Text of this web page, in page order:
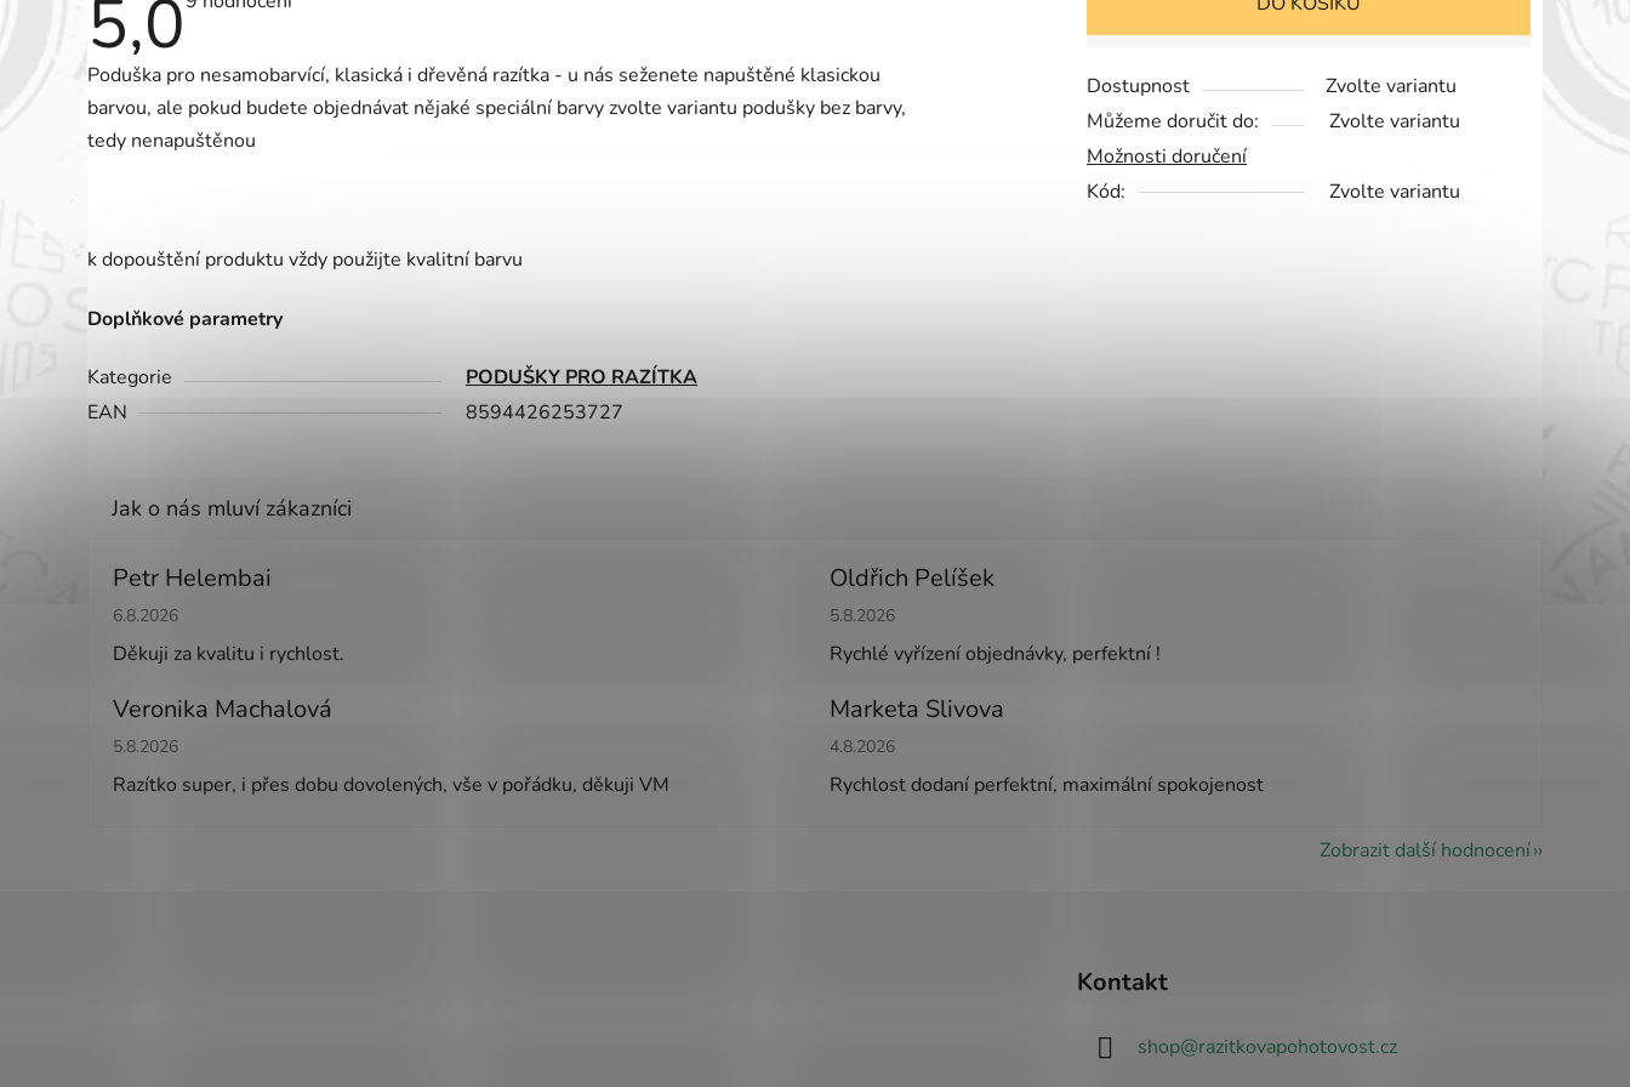
Dostupnost
Zvolte variantu
Můžeme doručit do:
Zvolte variantu
Možnosti doručení
Kód:
Zvolte variantu
5,0
5,0
5
hvězdiček.
Poduška pro nesamobarvící, klasická i dřevěná razítka - u nás seženete napuštěné klasickou
barvou, ale pokud budete objednávat nějaké speciální barvy zvolte variantu podušky bez barvy,
tedy nenapuštěnou
k dopouštění produktu vždy použijte kvalitní barvu
Doplňkové parametry
Kategorie
PODUŠKY PRO RAZÍTKA
EAN
8594426253727
Petr Helembai
Hodnocení obchodu je 5 z 5 hvězdiček.
6.8.2026
Děkuji za kvalitu i rychlost.
Oldřich Pelíšek
Hodnocení obchodu je 5 z 5 hvězdiček.
5.8.2026
Rychlé vyřízení objednávky, perfektní !
Veronika Machalová
Hodnocení obchodu je 5 z 5 hvězdiček.
5.8.2026
Razítko super, i přes dobu dovolených, vše v pořádku, děkuji VM
Marketa Slivova
Hodnocení obchodu je 5 z 5 hvězdiček.
4.8.2026
Rychlost dodaní perfektní, maximální spokojenost
Zobrazit další hodnocení
Kontakt
shop@razitkovapohotovost.cz